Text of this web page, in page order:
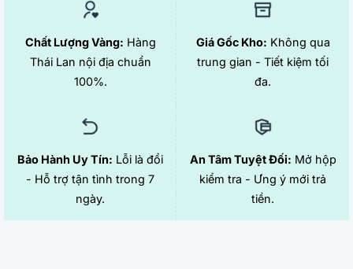
Chất Lượng Vàng: Hàng
Thái Lan nội địa chuẩn
100%.
Giá Gốc Kho: Không qua
trung gian - Tiết kiệm tối
đa.
Bảo Hành Uy Tín: Lỗi là đổi
- Hỗ trợ tận tình trong 7
ngày.
An Tâm Tuyệt Đối: Mở hộp
kiểm tra - Ưng ý mới trả
tiền.